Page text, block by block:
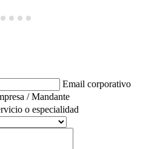
Email corporativo
/ Mandante
o especialidad